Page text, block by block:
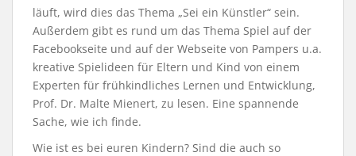
läuft, wird dies das Thema „Sei ein Künstler“ sein.
Außerdem gibt es rund um das Thema Spiel auf der
Facebookseite und auf der Webseite von Pampers u.a.
kreative Spielideen für Eltern und Kind von einem
Experten für frühkindliches Lernen und Entwicklung,
Prof. Dr. Malte Mienert, zu lesen. Eine spannende
Sache, wie ich finde.
Wie ist es bei euren Kindern? Sind die auch so